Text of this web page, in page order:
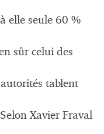
elle seule 60 %
sûr celui des
tablent
Xavier Fraval